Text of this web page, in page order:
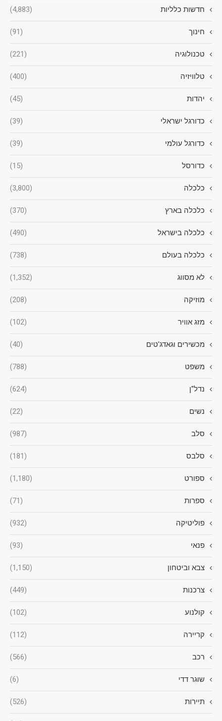
חדשות כלליות (4,883)
חינוך (91)
טכנולוגיה (221)
טלוויזיה (400)
יהדות (45)
כדורגל ישראלי (39)
כדורגל עולמי (39)
כדורסל (15)
כלכלה (3,800)
כלכלה בארץ (370)
כלכלה בישראל (490)
כלכלה בעולם (738)
לא מסווג (1,352)
מוזיקה (208)
מזג אוויר (102)
מכשירים וגאדג'טים (40)
משפט (788)
נדל"ן (624)
נשים (22)
סלב (987)
סלבס (181)
ספורט (1,180)
ספרות (71)
פוליטיקה (932)
פנאי (93)
צבא וביטחון (1,150)
צרכנות (449)
קולנוע (102)
קריירה (112)
רכב (566)
שוגר דדי (6)
תיירות (526)